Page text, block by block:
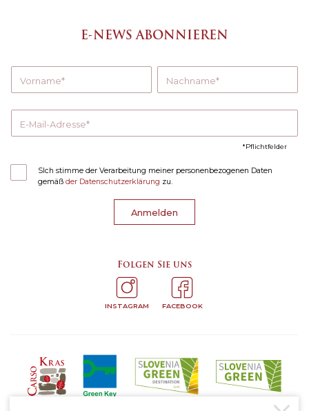
E-NEWS ABONNIEREN
Vorname Nachname
E-Mail-Adresse
Pflichtfelder
SIch stimme der Verarbeitung meiner personenbezogenen Daten
gemäß der Datenschutzerklärung zu.
Anmelden
Folgen Sie uns
INSTAGRAM FACEBOOK